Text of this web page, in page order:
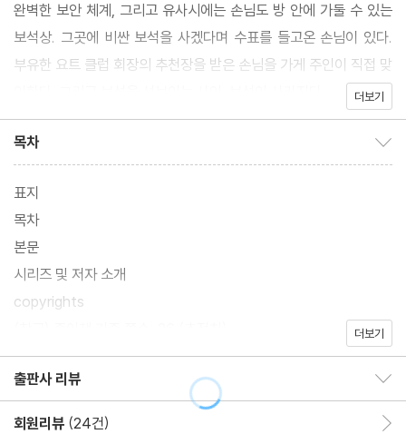
완벽한 보안 체계, 그리고 유사시에는 손님도 방 안에 가둘 수 있는
보석상. 그곳에 비싼 보석을 사겠다며 수표를 들고온 손님이 있다.
부유한 요트 클럽 회장의 추천장을 받은 손님을 가게 주인이 직접 맞
더보기
목차
표지
목차
본문
시리즈 및 저자 소개
copyrights
더보기
출판사 리뷰
회원리뷰 (24건)